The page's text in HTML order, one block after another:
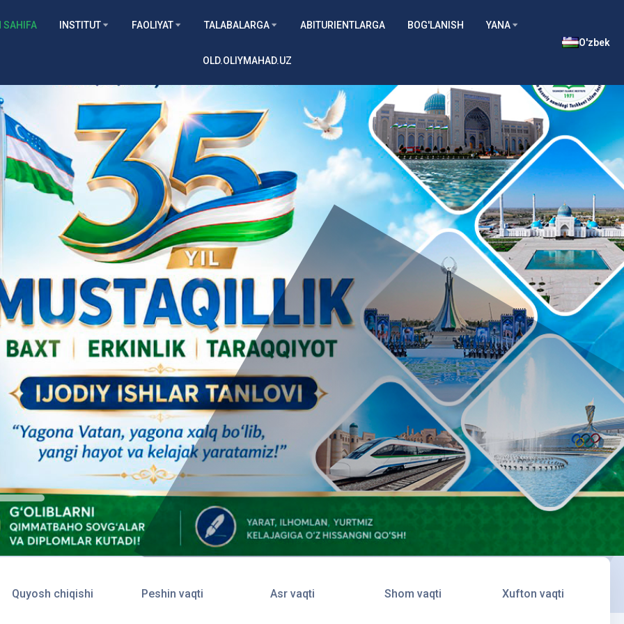
SAHIFA INSTITUT FAOLIYAT TALABALARGA ABITURIENTLARGA BOG'LANISH YANA
OLD.OLIYMAHAD.UZ
O'zbek
Quyosh chiqishi Peshin vaqti Asr vaqti Shom vaqti Xufton vaqti